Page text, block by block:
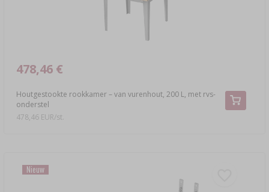
Houtgestookte rookkamer – van vurenhout, 200 L, met rvs-
onderstel
478,46 €
478,46 EUR/st.
Nieuw